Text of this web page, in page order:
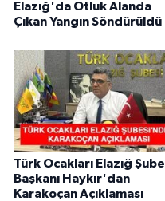
Elazığ'da Otluk Alanda
Çıkan Yangın Söndürüldü
Türk Ocakları Elazığ Şube
Başkanı Haykır'dan
Karakoçan Açıklaması